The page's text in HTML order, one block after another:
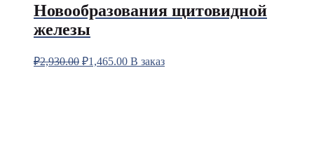
Новообразования щитовидной
железы
₽2,930.00 ₽1,465.00 В заказ